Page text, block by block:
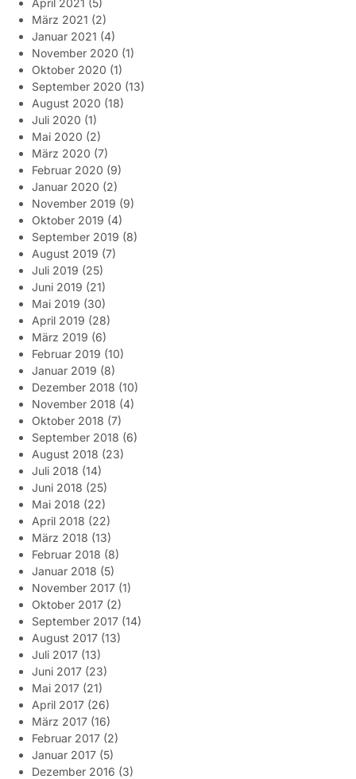
April 2021 (5)
März 2021 (2)
Januar 2021 (4)
November 2020 (1)
Oktober 2020 (1)
September 2020 (13)
August 2020 (18)
Juli 2020 (1)
Mai 2020 (2)
März 2020 (7)
Februar 2020 (9)
Januar 2020 (2)
November 2019 (9)
Oktober 2019 (4)
September 2019 (8)
August 2019 (7)
Juli 2019 (25)
Juni 2019 (21)
Mai 2019 (30)
April 2019 (28)
März 2019 (6)
Februar 2019 (10)
Januar 2019 (8)
Dezember 2018 (10)
November 2018 (4)
Oktober 2018 (7)
September 2018 (6)
August 2018 (23)
Juli 2018 (14)
Juni 2018 (25)
Mai 2018 (22)
April 2018 (22)
März 2018 (13)
Februar 2018 (8)
Januar 2018 (5)
November 2017 (1)
Oktober 2017 (2)
September 2017 (14)
August 2017 (13)
Juli 2017 (13)
Juni 2017 (23)
Mai 2017 (21)
April 2017 (26)
März 2017 (16)
Februar 2017 (2)
Januar 2017 (5)
Dezember 2016 (3)